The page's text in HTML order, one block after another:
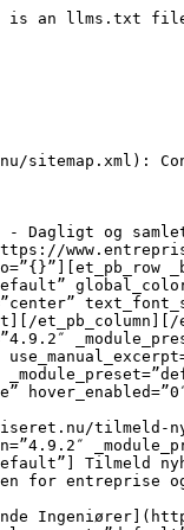
_module_preset=”default”][et_pb_column type=”4_4″ _builder_version=”4.9.2″ _module_preset=”default”][et_pb_blog fullwidth=”off” posts_number=”300″ include_categories=”47″ meta_date=”j. F Y” use_manual_excerpt=”off” show_author=”off” show_categories=”off” show_excerpt=”off” show_pagination=”off” module_class=”pa-blog-image-16-9″ _builder_version=”4.9.7″ _module_preset=”default” header_font_size=”26px” header_line_height=”1.2em” meta_font_size=”18px” module_alignment=”left” custom_padding=”0px|0px|0px|0px|false|false” hover_enabled=”0″ border_width_all=”0px” sticky_enabled=”0″][/et_pb_blog][/et_pb_column][/et_pb_row][/et_pb_section]
- [Alle artikler fra Danske Arkitektvirksomheder](https://www.entrepriseret.nu/alle-artikler-fra-danske-arkitektvirksomheder/) - [et_pb_section fb_built=”1″ _builder_version=”4.9.2″ _module_preset=”default”][et_pb_row _builder_version=”4.9.2″ _module_preset=”default”][et_pb_column type=”4_4″ _builder_version=”4.9.2″ _module_preset=”default”][et_pb_text _builder_version=”4.9.7″ _module_preset=”default” text_font_size=”46px” text_line_height=”1.1em” text_orientation=”center” hover_enabled=”0″ text_font_size_tablet=”” text_font_size_phone=”” text_font_size_last_edited=”on|phone” sticky_enabled=”0″]Alle artikler fra Danske Arkitektvirksomheder[/et_pb_text][/et_pb_column][/et_pb_row][et_pb_row _builder_version=”4.9.2″ _module_preset=”default”][et_pb_column type=”4_4″ _builder_version=”4.9.2″ _module_preset=”default”][et_pb_blog fullwidth=”off” posts_number=”300″ include_categories=”45″ meta_date=”j. F Y” use_manual_excerpt=”off” show_author=”off” show_categories=”off” show_excerpt=”off” show_pagination=”off” module_class=”pa-blog-image-16-9″ _builder_version=”4.9.7″ _module_preset=”default” header_font_size=”26px”